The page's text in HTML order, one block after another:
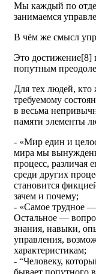
Мы каждый по
занимаемся
В чём же смысл
Это достижение[8]
попутным
Для тех людей, кто
требуемому
в весьма
памяти элементы
- «Мир един и
мира мы
процесс, различая
среди других
становится
зачем и почему;
- «Самое трудное —
Остальное —
знания, навыки,
управления,
характеристикам;
- “Человеку,